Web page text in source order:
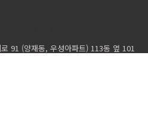
91 (양재동, 우성아파트) 113동 옆 101